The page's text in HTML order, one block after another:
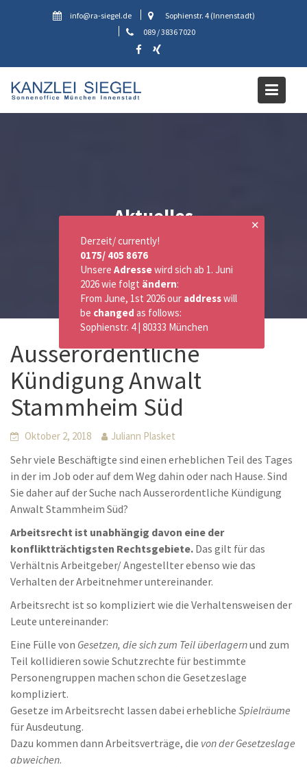
info@ra-siegel.de
Sophienstr. 4 (Innenstadt)
089 / 3836 7020
Aktuelles
Ausserordentliche
Kündigung Anwalt
Stammheim Süd
Oktober 2, 2018 Juliann Plasket
Sehr viele Beschäftigte sind einen erheblichen Teil des Tages
in der im Job oder auf dem Weg dahin oder nach Hause. Sind
Sie daher auf der Suche nach Ausserordentliche Kündigung
Anwalt Stammheim Süd?
Arbeitsrecht ist unabhängig davon eine der
konfliktträchtigsten Rechtsgebiete. Das gilt für das
Verhältnis Arbeitgeber/ Angestellter ebenso wie das
Verhalten der Arbeitnehmer untereinander.
Arbeitsrecht ist so kompliziert wie die Verhaltensweisen der
Leute untereinander:
Eine Fülle von Gesetzen, die sich zum Teil überlagernund zum
Teil kollidieren sowie Schutzrechte für bestimmte
Personengruppen machen schon die Gesetzeslage
kompliziert.
Gesetze im Arbeitsrecht lassen dabei erhebliche Spielräume
für Ausdeutung.
Dazu kommen dann Arbeitsverträge, die von der Gesetzeslage
abweichen.
✕
Derzeit/ currently!
0175/ 405 8676
Unsere Adressewird sich ab 1. Juni
2026 wie folgt ändern:
From June, 1st 2026 our addresswill
be changed as follows:
Sophienstr. 4 | 80333 München